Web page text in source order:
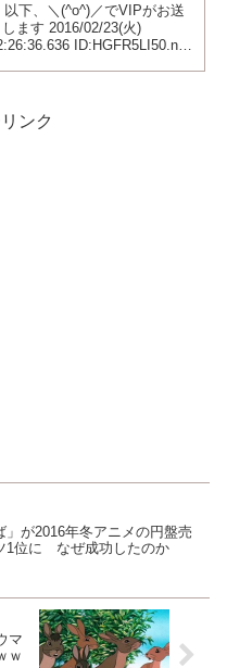
以下、＼(^o^)／でVIPがお送
します 2016/02/23(火)
ID:HGFR5LI50.net
ンク
」が2016年冬アニメの円盤売
1位に なぜ成功したのか
マ
ｗ